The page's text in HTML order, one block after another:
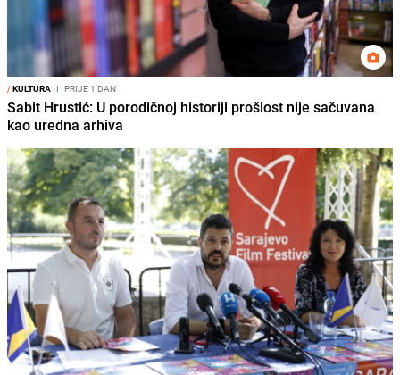
/KULTURA I PRIJE 1 DAN
Sabit Hrustić: U porodičnoj historiji prošlost nije sačuvana
kao uredna arhiva